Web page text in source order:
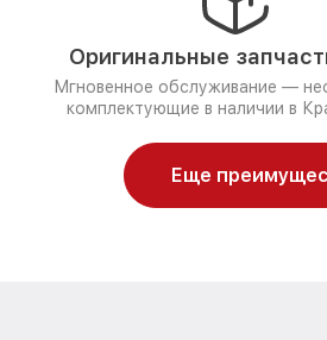
Оригинальные
Мгновенное обслуживание —
комплектующие в наличии в
Еще